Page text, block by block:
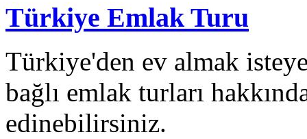
Türkiye Emlak Turu
Türkiye'den ev almak
bağlı emlak turları
edinebilirsiniz.